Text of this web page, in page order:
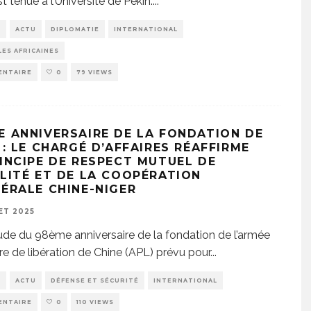
ACTU DIPLOMATIE INTERNATIONAL
AFRICAINES
0 79 VIEWS
ANNIVERSAIRE DE LA FONDATION DE
: LE CHARGÉ D’AFFAIRES RÉAFFIRME
DE RESPECT MUTUEL DE
ET DE LA COOPÉRATION
CHINE-NIGER
2025
du 98ème anniversaire de la fondation de l’armée
de libération de Chine (APL) prévu pour...
ACTU DÉFENSE ET SÉCURITÉ INTERNATIONAL
0 110 VIEWS